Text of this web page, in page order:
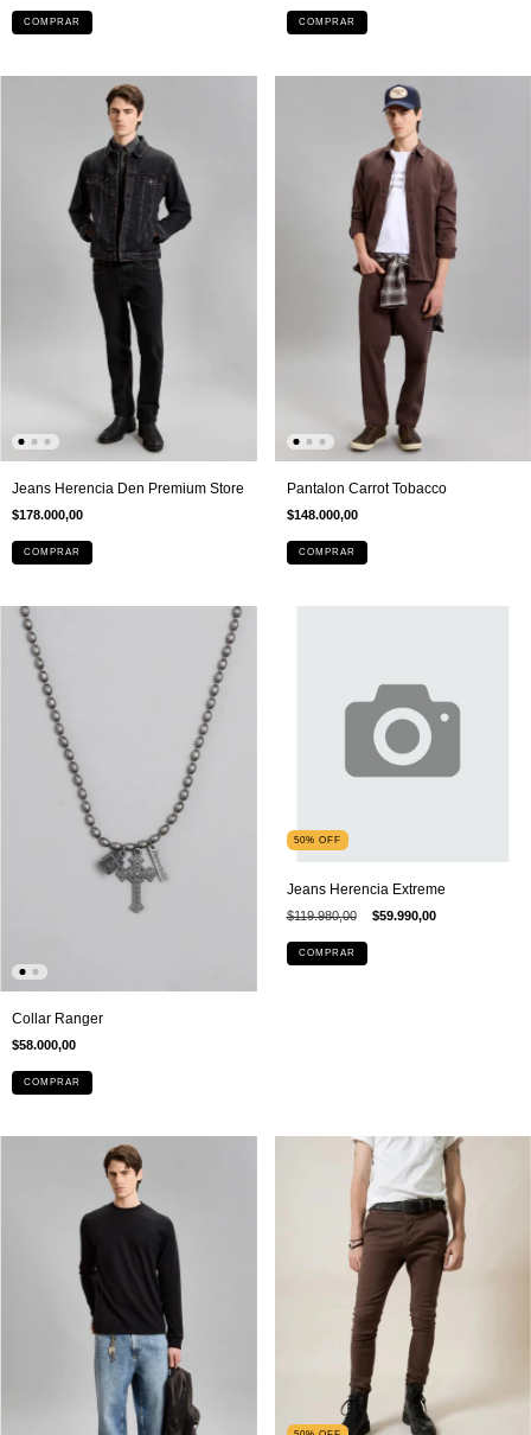
COMPRAR COMPRAR
Jeans Herencia Den Premium Store
$178.000,00
COMPRAR
Pantalon Carrot Tobacco
$148.000,00
COMPRAR
Collar Ranger
$58.000,00
COMPRAR
50% OFF
Jeans Herencia Extreme
$119.980,00 $59.990,00
COMPRAR